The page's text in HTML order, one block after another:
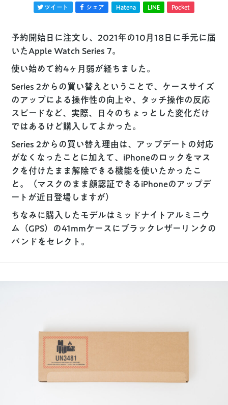
ツイート シェア Hatena LINE Pocket
予約開始日に注文し、2021年の10月18日に手元に届
いたApple Watch Series 7。
使い始めて約4ヶ月弱が経ちました。
Series 2からの買い替えということで、ケースサイズ
のアップによる操作性の向上や、タッチ操作の反応
スピードなど、実際、日々のちょっとした変化だけ
ではあるけど購入してよかった。
Series 2からの買い替え理由は、アップデートの対応
がなくなったことに加えて、iPhoneのロックをマス
クを付けたまま解除できる機能を使いたかったこ
と。（マスクのまま顔認証できるiPhoneのアップデ
ートが近日登場しますが）
ちなみに購入したモデルはミッドナイトアルミニウ
ム（GPS）の41mmケースにブラックレザーリンクの
バンドをセレクト。